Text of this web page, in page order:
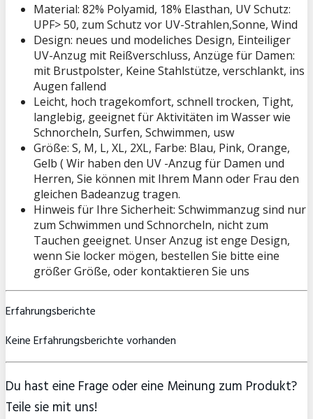
Material: 82% Polyamid, 18% Elasthan, UV Schutz:
UPF> 50, zum Schutz vor UV-Strahlen,Sonne, Wind
Design: neues und modeliches Design, Einteiliger
UV-Anzug mit Reißverschluss, Anzüge für Damen:
mit Brustpolster, Keine Stahlstütze, verschlankt, ins
Augen fallend
Leicht, hoch tragekomfort, schnell trocken, Tight,
langlebig, geeignet für Aktivitäten im Wasser wie
Schnorcheln, Surfen, Schwimmen, usw
Größe: S, M, L, XL, 2XL, Farbe: Blau, Pink, Orange,
Gelb ( Wir haben den UV -Anzug für Damen und
Herren, Sie können mit Ihrem Mann oder Frau den
gleichen Badeanzug tragen.
Hinweis für Ihre Sicherheit: Schwimmanzug sind nur
zum Schwimmen und Schnorcheln, nicht zum
Tauchen geeignet. Unser Anzug ist enge Design,
wenn Sie locker mögen, bestellen Sie bitte eine
größer Größe, oder kontaktieren Sie uns
Erfahrungsberichte
Keine Erfahrungsberichte vorhanden
Du hast eine Frage oder eine Meinung zum Produkt?
Teile sie mit uns!